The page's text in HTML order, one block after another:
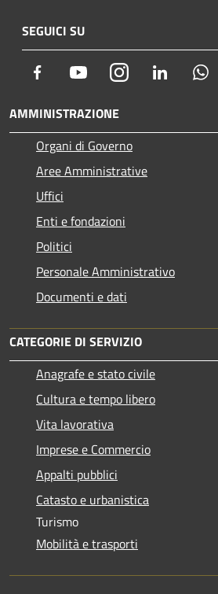
SEGUICI SU
Facebook YoutubeInstagram LinkedIn
AMMINISTRAZIONE
Organi di Governo
Aree Amministrative
Uffici
Enti e fondazioni
Politici
Personale Amministrativo
Documenti e dati
CATEGORIE DI SERVIZIO
Anagrafe e stato civile
Cultura e tempo libero
Vita lavorativa
Imprese e Commercio
Appalti pubblici
Catasto e urbanistica
Turismo
Mobilità e trasporti